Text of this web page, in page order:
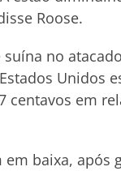
Roose.
no
Unidos
centavos em
baixa,